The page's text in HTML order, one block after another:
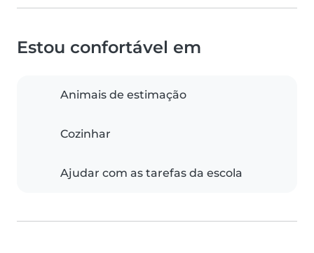
Estou confortável em
Animais de estimação
Cozinhar
Ajudar com as tarefas da escola